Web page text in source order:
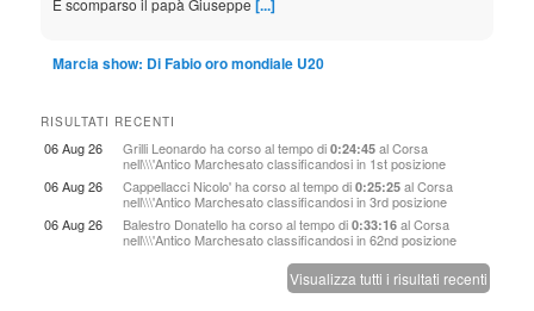
Primo successo in 21 edizioni: era l'unico evento in cui il tacco-e-
punta italiano non aveva mai trionfato. Capolavoro della giovane
abruzzese ne[...]
Birmingham: le bio dei 130 azzurri agli Europei
DOWNLOAD PDF - Nome per nome, la guida con le informazioni,
RISULTATI RECENTI
06 Aug 26 Grilli Leonardoha corso al tempo di0:24:45 alCorsa
nell\\\'Antico Marchesatoclassificandosi in 1st posizione
06 Aug 26
Cappellacci Nicolo'ha corso al tempo di0:25:25 alCorsa
nell\\\'Antico Marchesatoclassificandosi in 3rd posizione
06 Aug 26
Balestro Donatelloha corso al tempo di0:33:16 alCorsa
nell\\\'Antico Marchesatoclassificandosi in 62nd posizione
Visualizza tutti i risultati recenti